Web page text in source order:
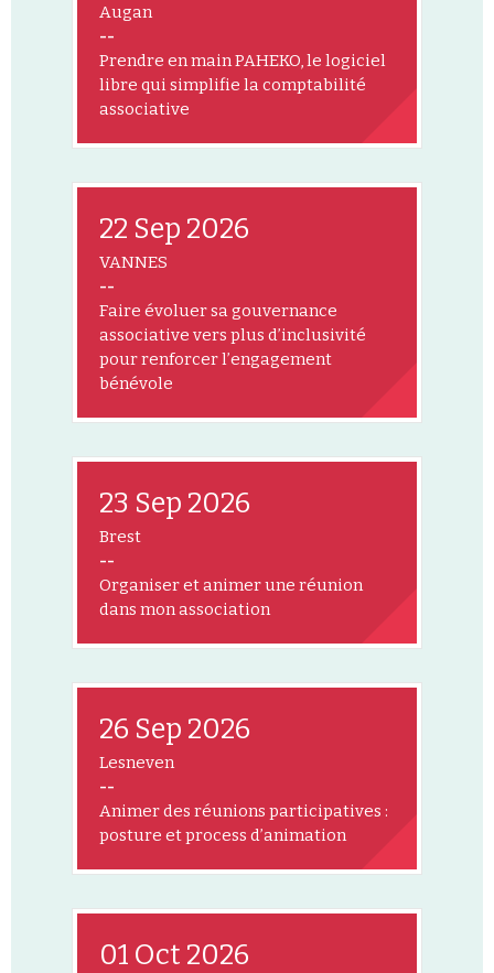
Augan
--
Prendre en main PAHEKO, le logiciel
libre qui simplifie la comptabilité
associative
22 Sep 2026
VANNES
--
Faire évoluer sa gouvernance
associative vers plus d’inclusivité
pour renforcer l’engagement
bénévole
23 Sep 2026
Brest
--
Organiser et animer une réunion
dans mon association
26 Sep 2026
Lesneven
--
Animer des réunions participatives :
posture et process d’animation
01 Oct 2026